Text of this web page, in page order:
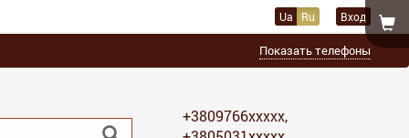
Ua Ru Вход
Показать телефоны
+3809766xxxxx,